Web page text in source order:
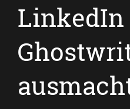
LinkedIn